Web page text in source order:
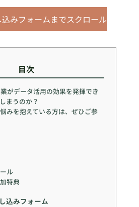
みフォームまでスクロール
目次
がデータ活用の効果を発揮でき
まうのか？
みを抱えている方は、ぜひご参
ル
特典
込みフォーム